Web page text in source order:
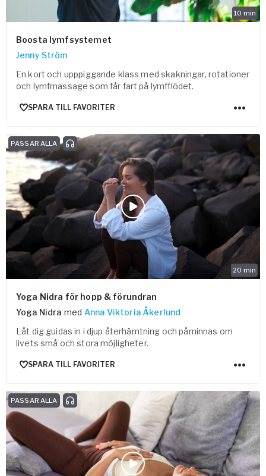
10 min
Boosta lymfsystemet
Jenny Ström
En kort och upppiggande klass med skakningar, rotationer
och lymfmassage som får fart på lymfflödet.
SPARA TILL FAVORITER
20 min
PASSAR ALLA
Yoga Nidra för hopp & förundran
Yoga Nidra med Anna Viktoria Åkerlund
Låt dig guidas in i djup återhämtning och påminnas om
livets små och stora möjligheter.
SPARA TILL FAVORITER
PASSAR ALLA